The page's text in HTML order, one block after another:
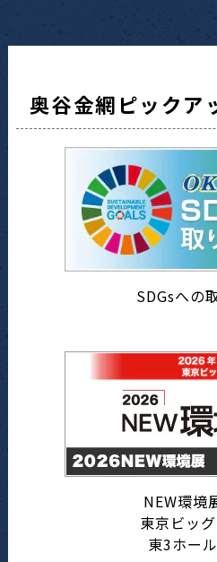
奥谷金網ピックア
SDGsへの
NEW環境
東京ビッ
東3ホー